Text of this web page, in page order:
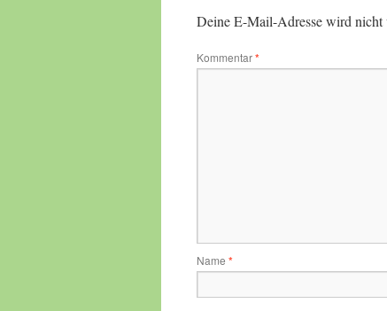
Deine E-Mail-Adresse wird nicht
Kommentar*
Name *